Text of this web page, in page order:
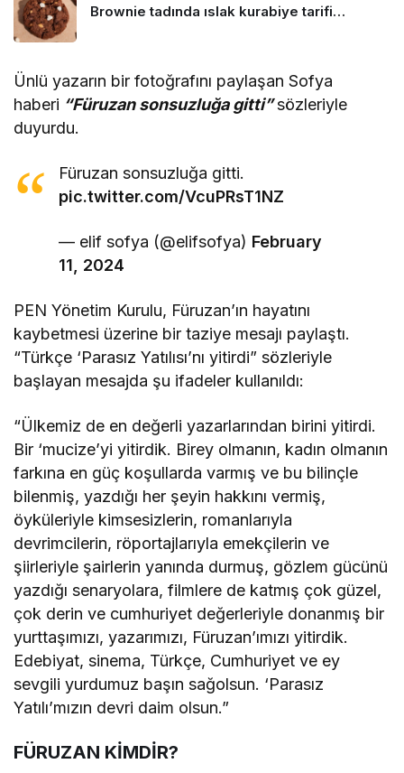
Brownie tadında ıslak kurabiye tarifi…
Ünlü yazarın bir fotoğrafını paylaşan Sofya
haberi “Füruzan sonsuzluğa gitti”sözleriyle
duyurdu.
Füruzan sonsuzluğa gitti.
pic.twitter.com/VcuPRsT1NZ
— elif sofya (@elifsofya) February
11, 2024
PEN Yönetim Kurulu, Füruzan’ın hayatını
kaybetmesi üzerine bir taziye mesajı paylaştı.
“Türkçe ‘Parasız Yatılısı’nı yitirdi” sözleriyle
başlayan mesajda şu ifadeler kullanıldı:
“Ülkemiz de en değerli yazarlarından birini yitirdi.
Bir ‘mucize’yi yitirdik. Birey olmanın, kadın olmanın
farkına en güç koşullarda varmış ve bu bilinçle
bilenmiş, yazdığı her şeyin hakkını vermiş,
öyküleriyle kimsesizlerin, romanlarıyla
devrimcilerin, röportajlarıyla emekçilerin ve
şiirleriyle şairlerin yanında durmuş, gözlem gücünü
yazdığı senaryolara, filmlere de katmış çok güzel,
çok derin ve cumhuriyet değerleriyle donanmış bir
yurttaşımızı, yazarımızı, Füruzan’ımızı yitirdik.
Edebiyat, sinema, Türkçe, Cumhuriyet ve ey
sevgili yurdumuz başın sağolsun. ‘Parasız
Yatılı’mızın devri daim olsun.”
FÜRUZAN KİMDİR?